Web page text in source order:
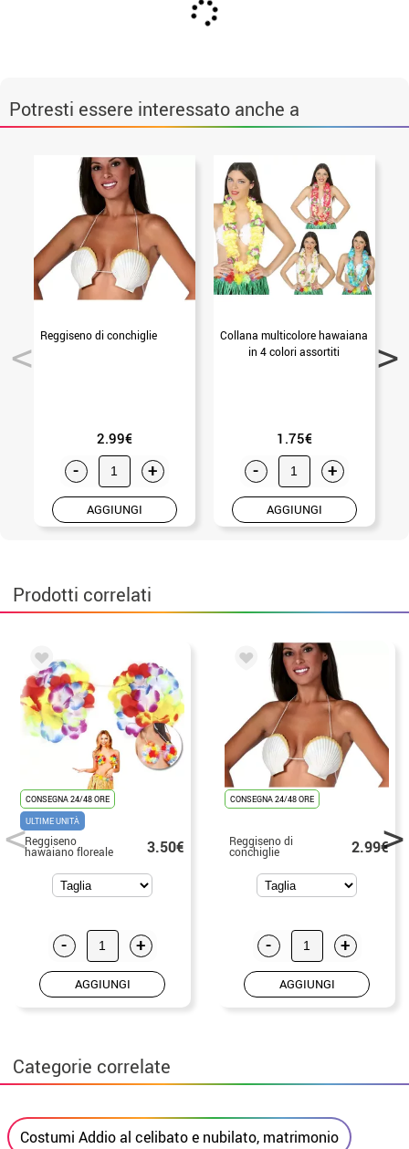
Potresti essere interessato anche a
Reggiseno di conchiglie
2.99€
- +
AGGIUNGI
Collana multicolore hawaiana
in 4 colori assortiti
1.75€
- +
AGGIUNGI
Prodotti correlati
CONSEGNA 24/48 ORE
ULTIME UNITÀ
Reggiseno
hawaiano floreale 3.50€
- +
AGGIUNGI
CONSEGNA 24/48 ORE
Reggiseno di
conchiglie 2.99€
- +
AGGIUNGI
Categorie correlate
Costumi Addio al celibato e nubilato, matrimonio